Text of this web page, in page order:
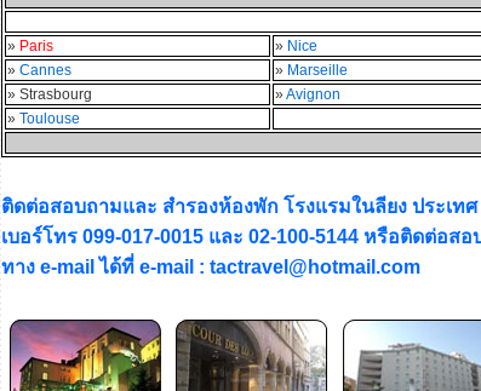
» Paris » Nice
» Cannes » Marseille
» Strasbourg
»Avignon
» Toulouse
ติดต่อสอบถามและ สำรองห้องพัก โรงแรมในลียง ประเทศ
เบอร์โทร 099-017-0015 และ 02-100-5144 หรือติดต่อส
ทาง e-mail ได้ที่ e-mail : tactravel@hotmail.com